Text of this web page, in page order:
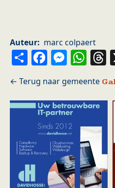
Auteur marc colpaert
Share